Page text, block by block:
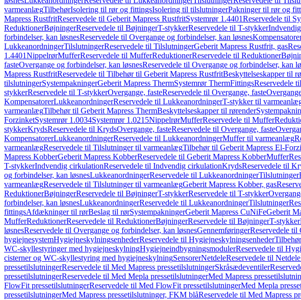
varmeanlægTilbehørIsolering til rør og fittingsIsolering til tilslutningerPakninger til rør og
Mapress RustfritReservedele til Geberit Mapress RustfritSystemrør 1.4401Reservedele til
ReduktionerBøjningerReservedele til BøjningerT-stykkerReservedele til T-stykker
forbindelser, kan løsnesReservedele til Overgange og forbindelser, kan løsnes
LukkeanordningerTilslutningerReservedele til TilslutningerGeberit Mapress Rustfrit, gas
1.4401NippelrørMufferReservedele til MufferReduktionerReservedele til Reduktioner
fasteOvergange og forbindelser, kan løsnesReservedele til Overgange og forbindelser, kan
Mapress RustfritReservedele til Tilbehør til Geberit Mapress RustfritBeskyttelseskapper til
tilslutningerSystempakningerGeberit Mapress ThermSystemrør ThermFittingsReservedele
stykkerReservedele til T-stykkerOvergange, fasteReservedele til Overgange, faste
KompensatorerLukkeanordningerReservedele til LukkeanordningerT-stykker til
varmeanlægTilbehør til Geberit Mapress ThermBeskyttelseskapper til rørender
ForzinketSystemrør 1.0034Systemrør 1.0215NippelrørMufferReservedele til Muffer
stykkerKrydsReservedele til KrydsOvergange, fasteReservedele til Overgange, faste
KompensatorerLukkeanordningerReservedele til LukkeanordningerMuffer til varmeanlæg
varmeanlægReservedele til Tilslutninger til varmeanlægTilbehør til Geberit Mapress El-
Mapress KobberGeberit Mapress KobberReservedele til Geberit Mapress KobberMuffer
T-stykkerIndvendig cirkulationReservedele til Indvendig cirkulationKrydsReservedele til
og forbindelser, kan løsnesLukkeanordningerReservedele til LukkeanordningerTilslutninger
varmeanlægReservedele til Tilslutninger til varmeanlægGeberit Mapress Kobber, gas
ReduktionerBøjningerReservedele til BøjningerT-stykkerReservedele til T-stykker
forbindelser, kan løsnesLukkeanordningerReservedele til LukkeanordningerTilslutninger
fittingsAfdækninger til rørBeslag til rørSystempakningerGeberit Mapress CuNiFeGeberit
MufferReduktionerReservedele til ReduktionerBøjningerReservedele til BøjningerT-stykker
løsnesReservedele til Overgange og forbindelser, kan løsnesGennemføringerReservedele til
hygiejnesystemHygiejneskylningsenhederReservedele til Hygiejneskylningsenheder
WC-skyllestyringer med hygiejneskylningHygiejneindbygningsmodulerReservedele til
cisterner og WC-skyllestyring med hygiejneskylningSensorerNetdeleReservedele til Netdele
pressetilslutningerReservedele til Med Mapress pressetilslutningerSkråsædeventiler
pressetilslutningerReservedele til Med Mepla pressetilslutningerMed Mapress
FlowFit pressetilslutningerReservedele til Med FlowFit pressetilslutningerMed Mepla
pressetilslutningerMed Mapress pressetilslutninger, FKM blåReservedele til Med Mapress